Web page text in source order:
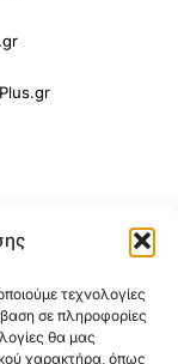
τεχνολογίες
σε πληροφορίες
θα μας
χαρακτήρα, όπως